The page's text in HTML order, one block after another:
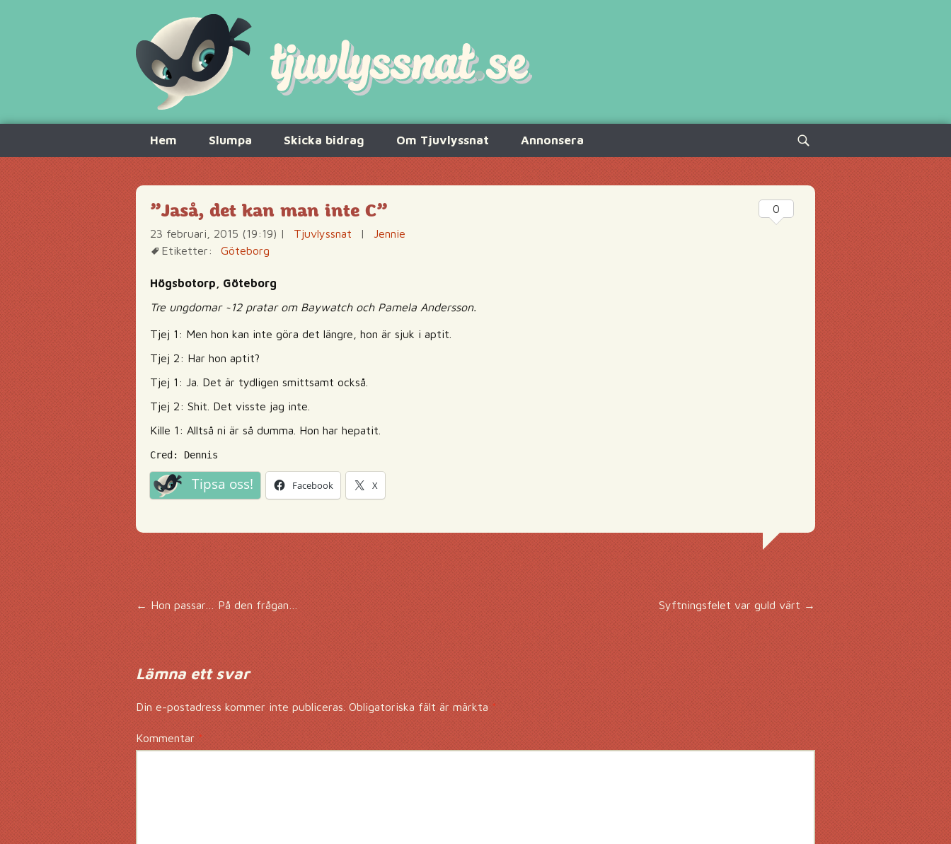
innehåll
Hem Slumpa Skicka bidrag Om Tjuvlyssnat Annonsera
Sök
efter:
”Jaså, det kan man inte C”
23 februari, 2015 (19:19) | Tjuvlyssnat |
Jennie
Etiketter:
Göteborg
Högsbotorp, Göteborg
Tre ungdomar ~12 pratar om Baywatch och Pamela Andersson.
Tjej 1: Men hon kan inte göra det längre, hon är sjuk i aptit.
Tjej 2: Har hon aptit?
Tjej 1: Ja. Det är tydligen smittsamt också.
Tjej 2: Shit. Det visste jag inte.
Kille 1: Alltså ni är så dumma. Hon har hepatit.
Cred: Dennis
Tipsa oss! Facebook X
0
Inläggsnavigering
←Hon passar… På den frågan… Syftningsfelet var guld värt →
Lämna ett svar
Din e-postadress kommer inte publiceras. Obligatoriska fält är märkta*
Kommentar*